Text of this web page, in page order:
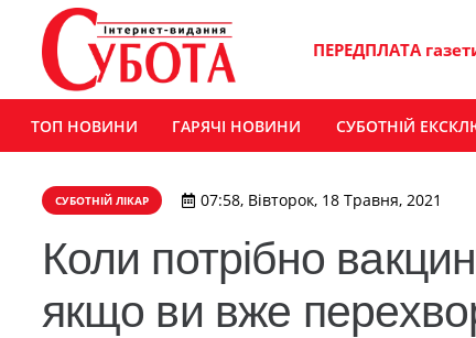
ПЕРЕДПЛАТА
ТОП НОВИНИ ГАРЯЧІ НОВИНИ СУБОТНІЙ
СУБОТНІЙ ЛІКАР 07:58, Вівторок, 18 Травня, 2021
Коли потрібно
якщо ви вже